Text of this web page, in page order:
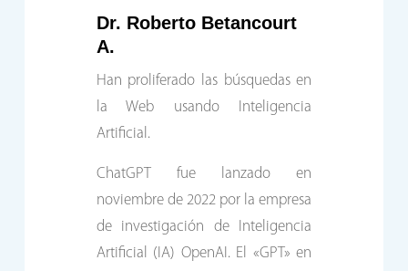
Dr. Roberto Betancourt
A.
Han proliferado las búsquedas en
la Web usando Inteligencia
Artificial.
ChatGPT fue lanzado en
noviembre de 2022 por la empresa
de investigación de Inteligencia
Artificial (IA) OpenAI. El «GPT» en